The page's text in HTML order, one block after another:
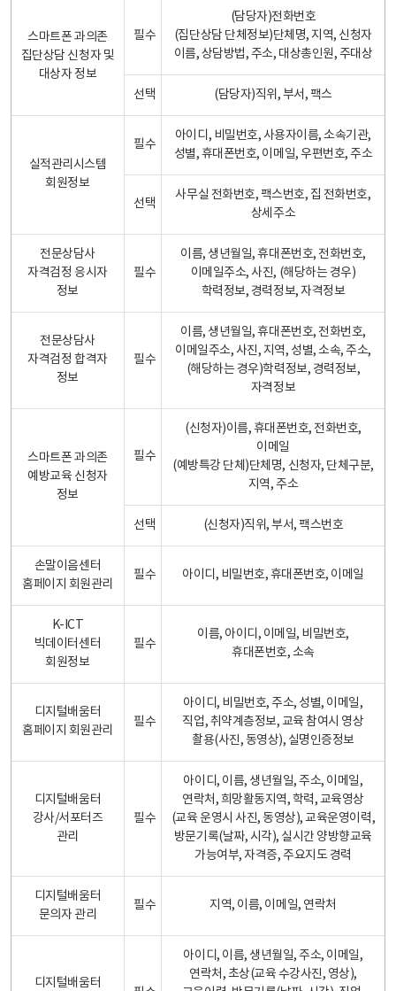
스마트폰 과의존
집단상담 신청자 및
대상자 정보
필수
(담당자)전화번호
(집단상담 단체정보)단체명, 지역, 신청자
이름, 상담방법, 주소, 대상총인원, 주대상
선택 (담당자)직위, 부서, 팩스
실적관리시스템
회원정보
필수
아이디, 비밀번호, 사용자이름, 소속기관,
성별, 휴대폰번호, 이메일, 우편번호, 주소
선택
사무실 전화번호, 팩스번호, 집 전화번호,
상세주소
전문상담사
자격검정 응시자
정보
필수
이름, 생년월일, 휴대폰번호, 전화번호,
이메일주소, 사진, (해당하는 경우)
학력정보, 경력정보, 자격정보
전문상담사
자격검정 합격자
정보
필수
이름, 생년월일, 휴대폰번호, 전화번호,
이메일주소, 사진, 지역, 성별, 소속, 주소,
(해당하는 경우)학력정보, 경력정보,
자격정보
스마트폰 과의존
예방교육 신청자
정보
필수
(신청자)이름, 휴대폰번호, 전화번호,
이메일
(예방특강 단체)단체명, 신청자, 단체구분,
지역, 주소
선택 (신청자)직위, 부서, 팩스번호
손말이음센터
홈페이지 회원관리
필수 아이디, 비밀번호, 휴대폰번호, 이메일
K-ICT
빅데이터센터
회원정보
필수
이름, 아이디, 이메일, 비밀번호,
휴대폰번호, 소속
디지털배움터
홈페이지 회원관리
필수
아이디, 비밀번호, 주소, 성별, 이메일,
직업, 취약계층정보, 교육 참여시 영상
촬용(사진, 동영상), 실명인증정보
디지털배움터
강사/서포터즈
관리
필수
아이디, 이름, 생년월일, 주소, 이메일,
연락처, 희망활동지역, 학력, 교육영상
(교육 운영시 사진, 동영상), 교육운영이력,
방문기록(날짜, 시각), 실시간 양방향교육
가능여부, 자격증, 주요지도 경력
디지털배움터
문의자 관리
필수 지역, 이름, 이메일, 연락처
디지털배움터
아이디, 이름, 생년월일, 주소, 이메일,
연락처, 초상(교육 수강사진, 영상),